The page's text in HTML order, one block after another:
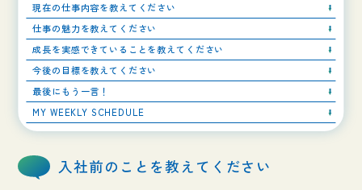
現在の仕事内容を教えてください
仕事の魅力を教えてください
成長を実感できていることを教えてください
今後の目標を教えてください
最後にもう一言！
MY WEEKLY SCHEDULE
入社前のことを教えてください